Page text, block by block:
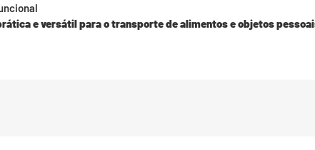
e versátil para o transporte de alimentos e objetos